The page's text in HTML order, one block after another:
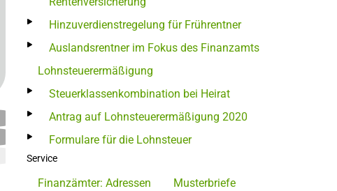
Hinzuverdienstregelung für Frührentner
Auslandsrentner im Fokus des Finanzamts
Lohnsteuerermäßigung
Steuerklassenkombination bei Heirat
Antrag auf Lohnsteuerermäßigung 2020
Formulare für die Lohnsteuer
Service
Finanzämter: Adressen
Musterbriefe